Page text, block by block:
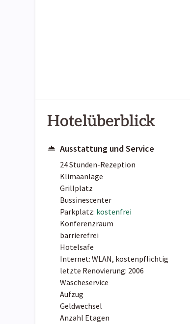
Hotelüberblick
Ausstattung und Service
24 Stunden-Rezeption
Klimaanlage
Grillplatz
Bussinescenter
Parkplatz: kostenfrei
Konferenzraum
barrierefrei
Hotelsafe
Internet: WLAN, kostenpflichtig
letzte Renovierung: 2006
Wäscheservice
Aufzug
Geldwechsel
Anzahl Etagen